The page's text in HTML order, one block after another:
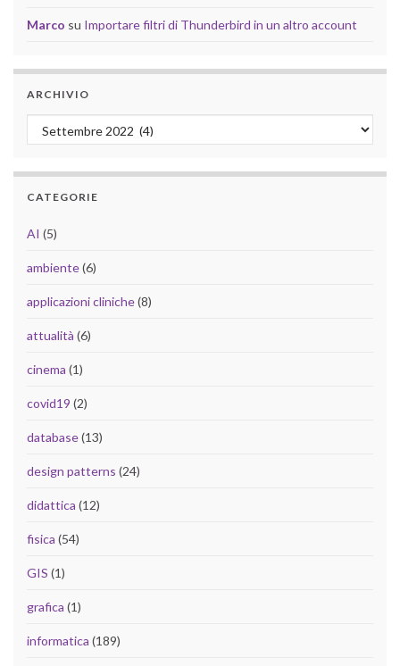
Marco su Importare filtri di Thunderbird in un altro account
ARCHIVIO
Archivio
CATEGORIE
AI (5)
ambiente(6)
applicazioni cliniche(8)
attualità (6)
cinema (1)
covid19 (2)
database(13)
design patterns (24)
didattica (12)
fisica (54)
GIS (1)
grafica (1)
informatica (189)